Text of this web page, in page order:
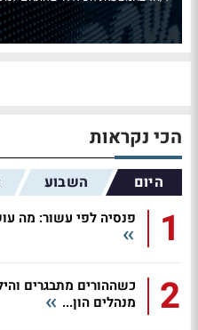
הכי נקראות
היום השבוע
1 פנסיה לפי עשור: מה עושים בגיל 20,
2
כשההורים מתבגרים
מנהלים הון...